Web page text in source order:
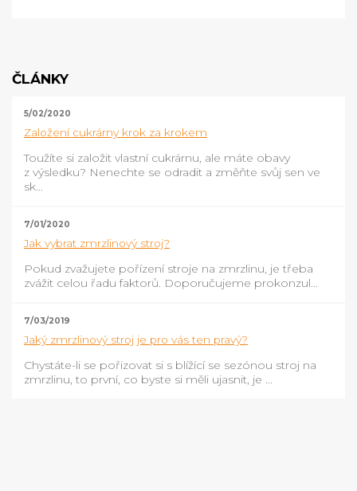
ČLÁNKY
5/02/2020
Založení cukrárny krok za krokem
Toužíte si založit vlastní cukrárnu, ale máte obavy
z výsledku? Nenechte se odradit a změňte svůj sen ve
sk...
7/01/2020
Jak vybrat zmrzlinový stroj?
Pokud zvažujete pořízení stroje na zmrzlinu, je třeba
zvážit celou řadu faktorů. Doporučujeme prokonzul...
7/03/2019
Jaký zmrzlinový stroj je pro vás ten pravý?
Chystáte-li se pořizovat si s blížící se sezónou stroj na
zmrzlinu, to první, co byste si měli ujasnit, je ...